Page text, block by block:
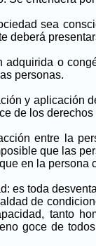
sea
deberá
o
personas.
y aplicación
de los
entre la
que las
en la persona
es toda
de
tanto
goce de